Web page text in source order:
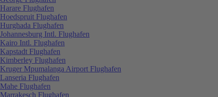
Harare Flughafen
Hoedspruit Flughafen
Hurghada Flughafen
Johannesburg Intl. Flughafen
Kairo Intl. Flughafen
Kapstadt Flughafen
Kimberley Flughafen
Kruger Mpumalanga Airport Flughafen
Lanseria Flughafen
Mahe Flughafen
Marrakesch Flughafen